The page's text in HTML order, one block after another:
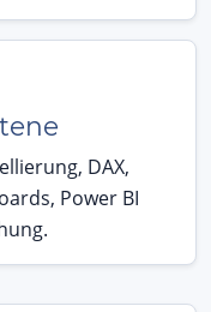
DAX,
Power BI